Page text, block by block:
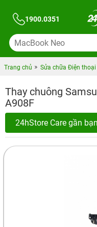
1900.0351
Trang chủ Sửa chữa Điện thoại
Thay chuông
A908F
24hStore Care gần bạn